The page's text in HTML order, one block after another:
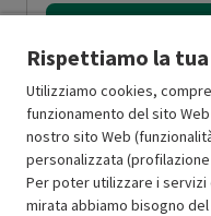
Risparmio garantito
Rispettiamo la
Utilizziamo cookies,
funzionamento del sito
nostro sito Web
personalizzata
Per poter utilizzare i
mirata abbiamo bisogno